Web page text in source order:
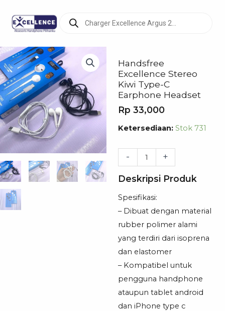
search
Handsfree
Excellence Stereo
Kiwi Type-C
Earphone Headset
Rp 33,000
Ketersediaan: Stok 731
-
Kuantitas
Excellence
Stereo
Kiwi
Type-
C
Earphone
Headset
+
Deskripsi Produk
Spesifikasi:
– Dibuat dengan material
rubber polimer alami
yang terdiri dari isoprena
dan elastomer
– Kompatibel untuk
pengguna handphone
ataupun tablet android
dan iPhone type c